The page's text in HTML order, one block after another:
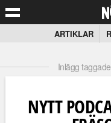
ARTIKLAR
Inlägg
NYTT